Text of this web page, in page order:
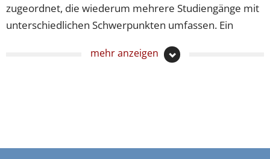
zugeordnet, die wiederum mehrere Studiengänge mit
unterschiedlichen Schwerpunkten umfassen. Ein
oder Themengebiets, unter dem ähnliche
mehr anzeigen